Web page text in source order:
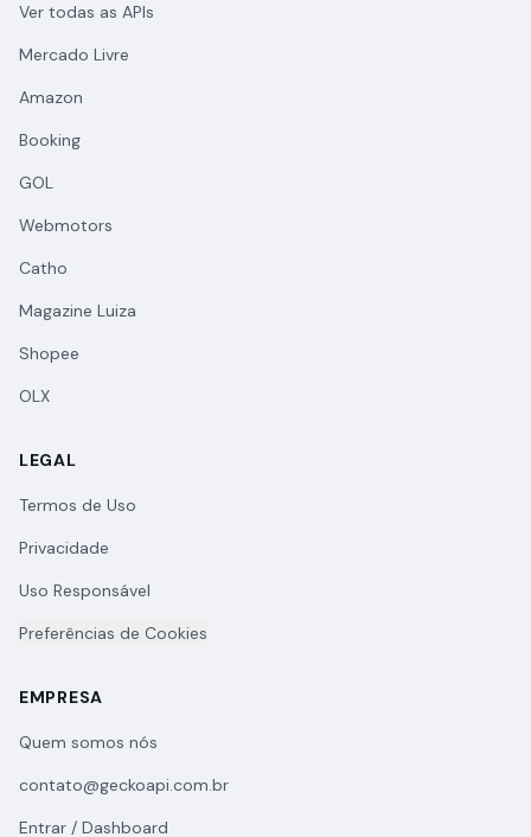
Ver todas as APIs
Mercado Livre
Amazon
Booking
GOL
Webmotors
Catho
Magazine Luiza
Shopee
OLX
LEGAL
Termos de Uso
Privacidade
Uso Responsável
Preferências de Cookies
EMPRESA
Quem somos nós
contato@geckoapi.com.br
Entrar / Dashboard